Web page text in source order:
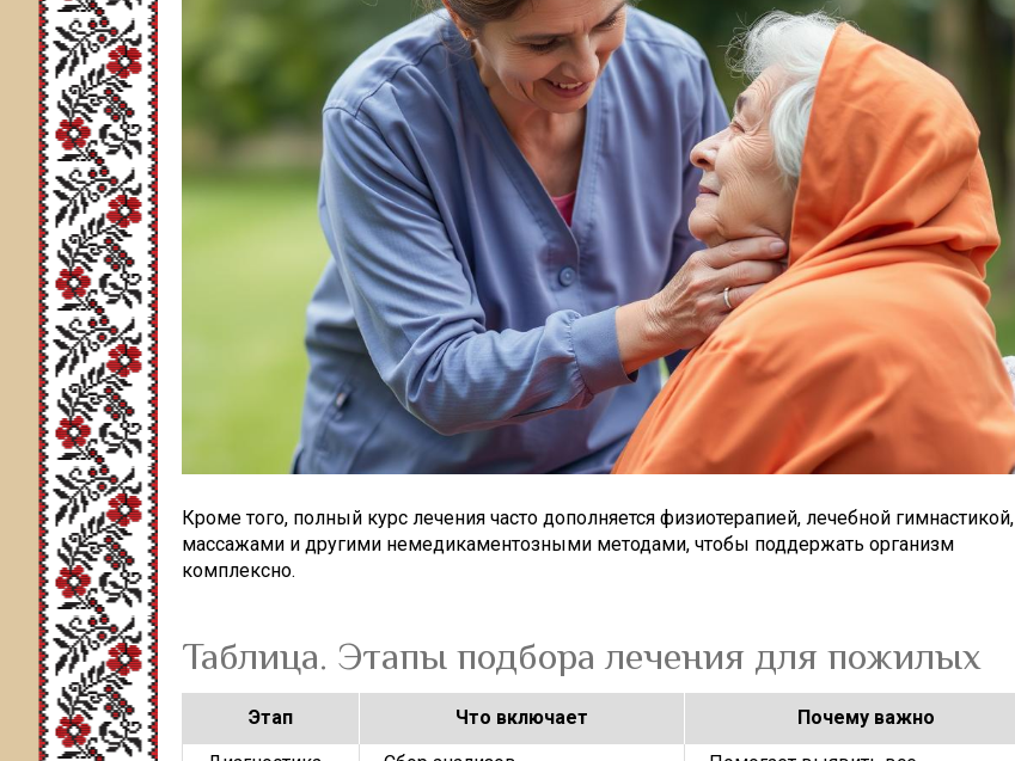
Кроме того, полный курс лечения часто дополняется физиотерапией, лечебной гимнастикой,
массажами и другими немедикаментозными методами, чтобы поддержать организм
комплексно.
Таблица. Этапы подбора лечения для пожилых
Этап Что включает
Почему важно